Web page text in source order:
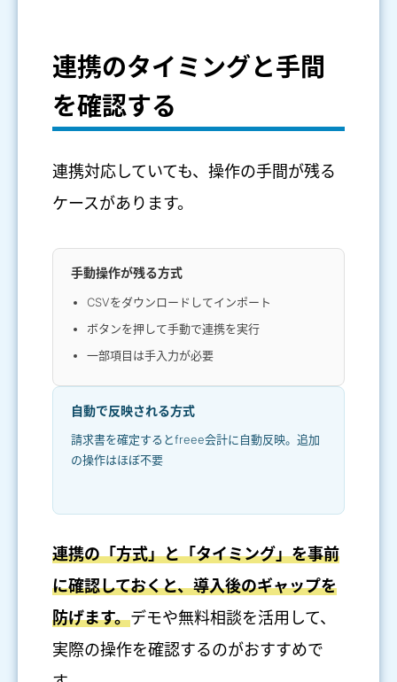
連携のタイミングと手間
を確認する
連携対応していても、操作の手間が残る
ケースがあります。
手動操作が残る方式
CSVをダウンロードしてインポート
ボタンを押して手動で連携を実行
一部項目は手入力が必要
自動で反映される方式
請求書を確定するとfreee会計に自動反映。追加
の操作はほぼ不要
連携の「方式」と「タイミング」を事前
に確認しておくと、導入後のギャップを
防げます。デモや無料相談を活用して、
実際の操作を確認するのがおすすめで